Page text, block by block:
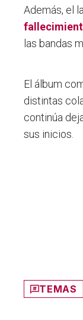
Además, el
las bandas
El álbum
distintas
continúa
sus inicios.
TEMAS